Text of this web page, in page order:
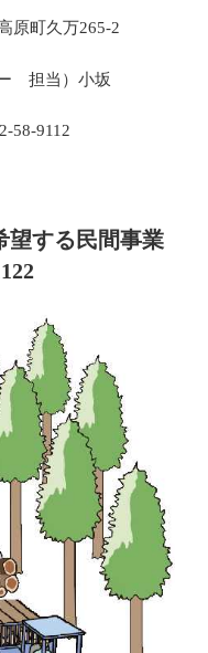
原町久万265-2
担当）小坂
58-9112
望する民間事業